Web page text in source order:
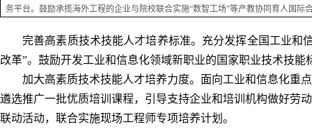
务平台。鼓励承揽海外工程的企业与院校联合实施“数智工场”等产教协同育人国
完善高素质技术技能人才培养标准。充分发挥全国工业和
改革”。鼓励开发工业和信息化领域新职业的国家职业技术技
加大高素质技术技能人才培养力度。面向工业和信息化重
遴选推广一批优质培训课程，引导支持企业和培训机构做好劳
联动活动，联合实施现场工程师专项培养计划。